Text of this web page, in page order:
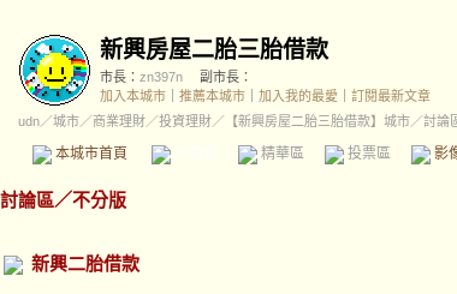
新興房屋二胎三胎借款
市長： zn397n
副市長：
加入本城市
推薦本城市 加入我的最愛
訂閱最新文章
udn／城市／商業理財／投資理財／ 【新興房屋二胎三胎借款】城市／討論
本城市首頁 精華區 投票區 影
討論區／不分版
新興二胎借款